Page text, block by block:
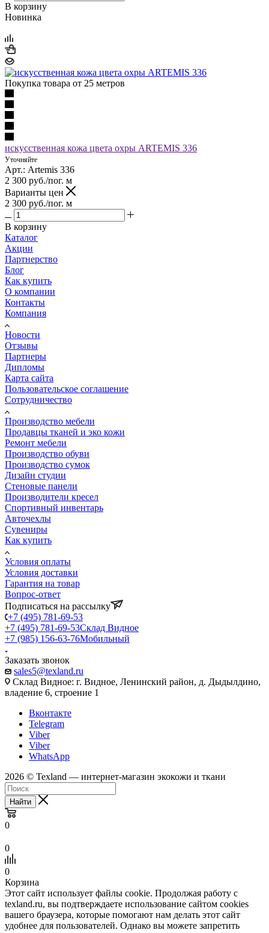
В корзину
Новинка
Покупка товара от 25 метров
искусственная кожа цвета охры ARTEMIS 336
Уточняйте
Арт.: Artemis 336
2 300 руб./пог. м
Варианты цен
2 300 руб./пог. м
В корзину
Каталог
Акции
Партнерство
Блог
Как купить
О компании
Контакты
Компания
Новости
Отзывы
Партнеры
Дипломы
Карта сайта
Пользовательское соглашение
Сотрудничество
Производство мебели
Продавцы тканей и эко кожи
Ремонт мебели
Производство обуви
Производство сумок
Дизайн студии
Стеновые панели
Производители кресел
Спортивный инвентарь
Авточехлы
Сувениры
Как купить
Условия оплаты
Условия доставки
Гарантия на товар
Вопрос-ответ
Подписаться на рассылку
+7 (495) 781-69-53
+7 (495) 781-69-53Склад Видное
+7 (985) 156-63-76Мобильный
Заказать звонок
sales5@texland.ru
Склад Видное: г. Видное, Ленинский район, д. Дыдылдино,
владение 6, строение 1
Вконтакте
Telegram
Viber
Viber
WhatsApp
2026 © Texland — интернет-магазин экокожи и ткани
Найти
0
0
0
Корзина
Этот сайт использует файлы cookie. Продолжая работу с
texland.ru, вы подтверждаете использование сайтом cookies
вашего браузера, которые помогают нам делать этот сайт
удобнее для пользователей. Однако вы можете запретить